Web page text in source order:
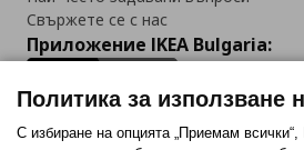
Свържете се с нас
Приложение IKEA Bulgaria:
Политика за използване
С избиране на опцията „Приемам